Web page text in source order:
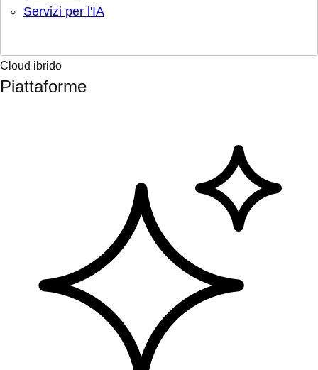
Servizi per l'IA
Cloud ibrido
Piattaforme